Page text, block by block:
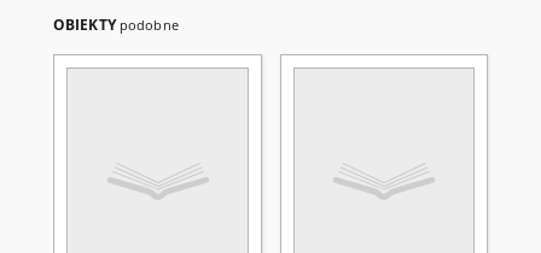
OBIEKTY podobne